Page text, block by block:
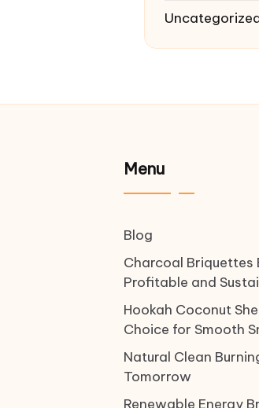
Menu
Blog
Charcoal Briquettes
Profitable and
Hookah Coconut
Choice for Smooth
Natural Clean
Tomorrow
Renewable Energy